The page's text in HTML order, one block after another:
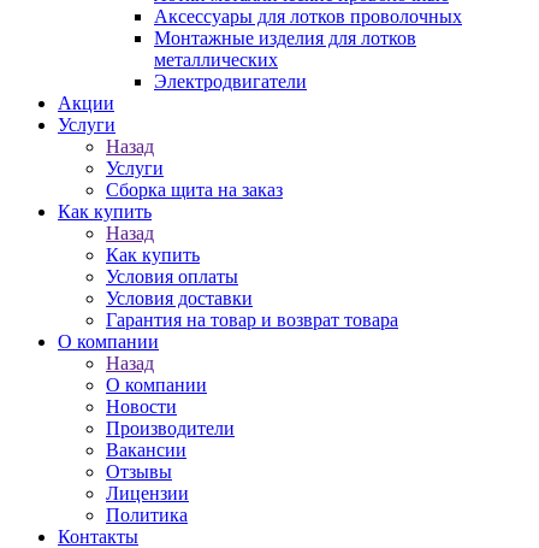
Аксессуары для лотков проволочных
Монтажные изделия для лотков
металлических
Электродвигатели
Акции
Услуги
Назад
Услуги
Сборка щита на заказ
Как купить
Назад
Как купить
Условия оплаты
Условия доставки
Гарантия на товар и возврат товара
О компании
Назад
О компании
Новости
Производители
Вакансии
Отзывы
Лицензии
Политика
Контакты